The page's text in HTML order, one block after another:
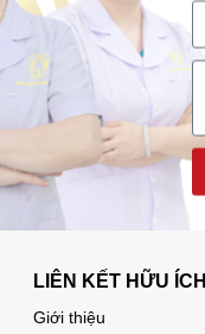
LIÊN KẾT HỮU ÍCH
Giới thiệu